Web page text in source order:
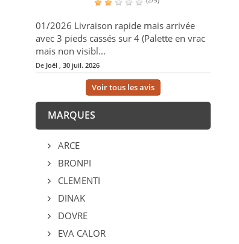
01/2026 Livraison rapide mais arrivée
avec 3 pieds cassés sur 4 (Palette en vrac
mais non visibl...
De Joël, 30 juil. 2026
Voir tous les avis
MARQUES
ARCE
BRONPI
CLEMENTI
DINAK
DOVRE
EVA CALOR